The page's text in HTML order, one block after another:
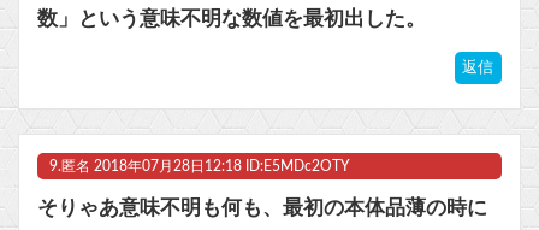
数」という意味不明な数値を最初出した。
返信
9. 匿名 2018年07月28日12:18 ID:E5MDc2OTY
そりゃあ意味不明も何も、最初の本体品薄の時に